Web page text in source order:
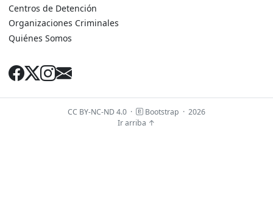
Centros de Detención
Organizaciones Criminales
Quiénes Somos
CC BY-NC-ND 4.0 · Bootstrap · 2026
Ir arriba ↑